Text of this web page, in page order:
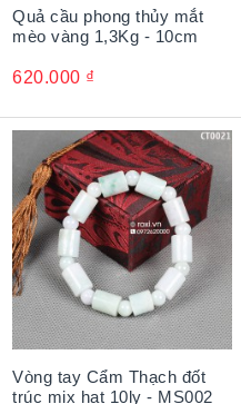
Quả cầu phong thủy mắt
mèo vàng 1,3Kg - 10cm
620.000 ₫
Vòng tay Cẩm Thạch đốt
trúc mix hạt 10ly - MS002